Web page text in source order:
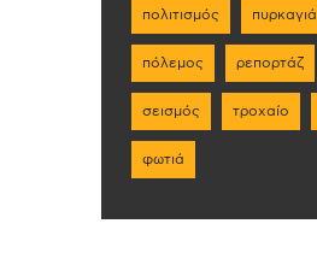
πολιτισμός πυρκαγιά
πόλεμος ρεπορτάζ
σεισμός τροχαίο
φωτιά